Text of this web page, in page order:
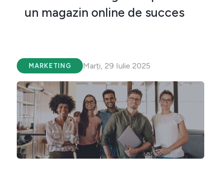
un magazin online de succes
MARKETING Marți, 29 Iulie 2025